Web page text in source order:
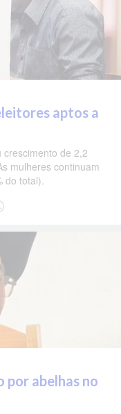
aptos a
de 2,2
mulheres continuam
do total).
por abelhas no